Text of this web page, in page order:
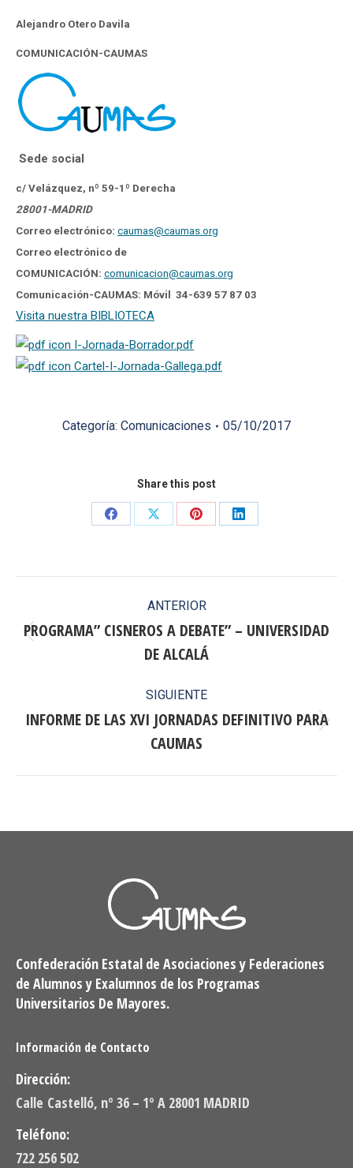
Alejandro Otero Davila
COMUNICACIÓN-CAUMAS
Sede social
c/ Velázquez, nº 59-1º Derecha
28001-MADRID
Correo electrónico: caumas@caumas.org
Correo electrónico de
COMUNICACIÓN: comunicacion@caumas.org
Comunicación-CAUMAS: Móvil
34-639 57 87 03
Visita nuestra BIBLIOTECA
I-Jornada-Borrador.pdf
Cartel-I-Jornada-Gallega.pdf
Categoría: Comunicaciones 05/10/2017
Share this post
Share
Share
Share
Share
entre
publicaciones
ANTERIOR
Publicación
anterior:
PROGRAMA” CISNEROS A DEBATE” – UNIVERSIDAD
DE ALCALÁ
SIGUIENTE
Publicación
siguiente:
INFORME DE LAS XVI JORNADAS DEFINITIVO PARA
CAUMAS
Confederación Estatal de Asociaciones y Federaciones
de Alumnos y Exalumnos de los Programas
Universitarios De Mayores.
Información de Contacto
Dirección:
Calle Castelló, nº 36 – 1º A 28001 MADRID
Teléfono:
722 256 502